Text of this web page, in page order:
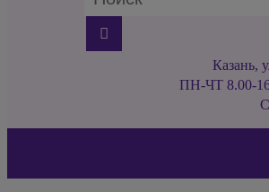
Казань,
ПН-ЧТ 8.00-